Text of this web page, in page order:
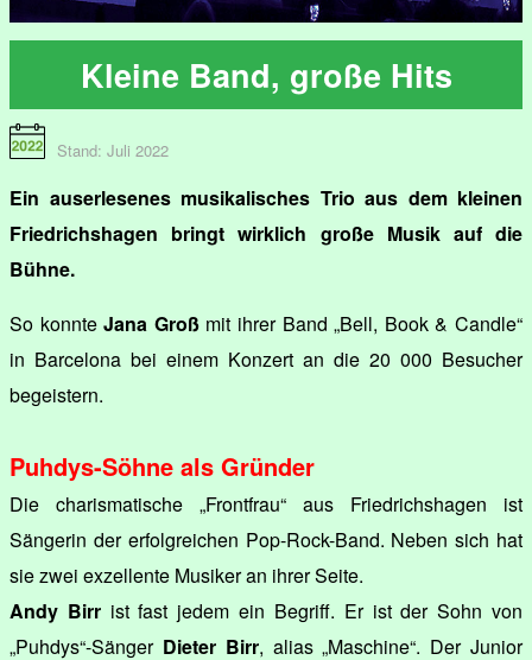
Kleine Band, große Hits
Stand: Juli 2022
Ein auserlesenes musikalisches Trio aus dem kleinen
Friedrichshagen bringt wirklich große Musik auf die
Bühne.
So konnteJana Großmit ihrer Band „Bell, Book & Candle“
in Barcelona bei einem Konzert an die 20 000 Besucher
begeistern.
Puhdys-Söhne als Gründer
Die charismatische „Frontfrau“ aus Friedrichshagen ist
Sängerin der erfolgreichen Pop-Rock-Band. Neben sich hat
sie zwei exzellente Musiker an ihrer Seite.
Andy Birrist fast jedem ein Begriff. Er ist der Sohn von
„Puhdys“-Sänger Dieter Birr, alias „Maschine“. Der Junior